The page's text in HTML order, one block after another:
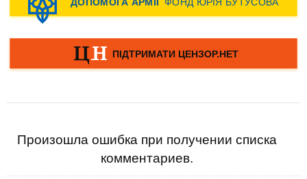
Произошла ошибка при получении списка
комментариев.